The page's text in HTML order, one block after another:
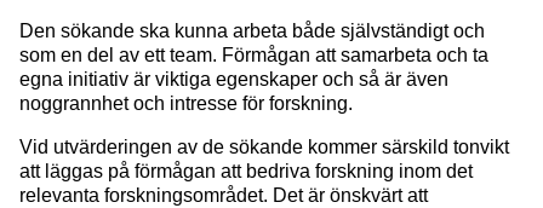
Den sökande ska kunna arbeta både självständigt och
som en del av ett team. Förmågan att samarbeta och ta
egna initiativ är viktiga egenskaper och så är även
noggrannhet och intresse för forskning.
Vid utvärderingen av de sökande kommer särskild tonvikt
att läggas på förmågan att bedriva forskning inom det
relevanta forskningsområdet. Det är önskvärt att